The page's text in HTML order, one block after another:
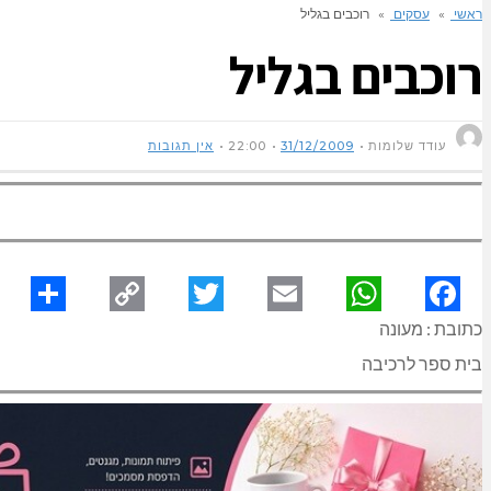
ראשי » עסקים » רוכבים בגליל
רוכבים בגליל
עודד שלומות 31/12/2009
22:00 אין תגובות
Facebook
Link
כתובת : מעונה
בית ספר לרכיבה